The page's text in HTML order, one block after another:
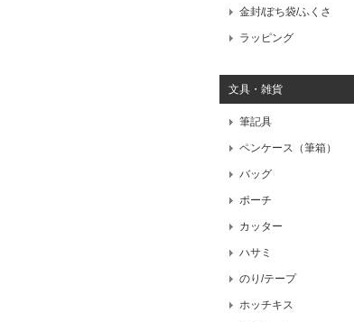
金封/ぽち袋/ふくさ
ラッピング
文具・雑貨
筆記具
ペンケース（筆箱）
バッグ
ポーチ
カッター
ハサミ
のり/テープ
ホッチキス